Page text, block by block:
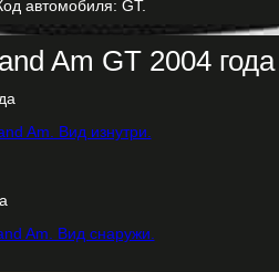
автомобиля: GT.
Am GT 2004 года